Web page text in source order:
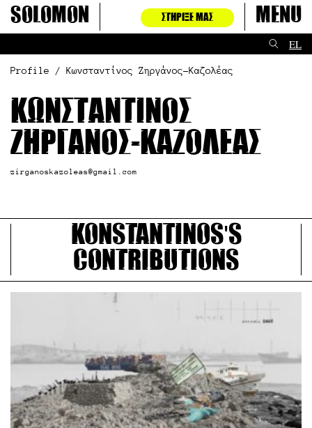
Μετάβαση
στοSolomon ΣΤΉΡΙΞΈ ΜΑΣ Menu
EL
Profile / Κωνσταντίνος Ζηργάνος-Καζολέας
Κωνσταντίνος
Ζηργάνος-Καζολέας
zirganoskazoleas@gmail.com
Konstantinos's
contributions